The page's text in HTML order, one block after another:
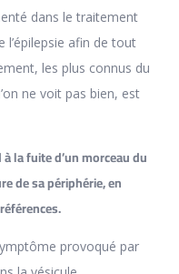
dans le traitement
l’épilepsie afin de tout
les plus connus du
ne voit pas bien, est
la fuite d’un morceau du
de sa périphérie, en
provoqué par